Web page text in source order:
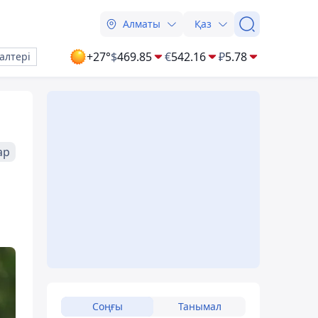
Алматы Қаз
+27°$469.85 €542.16 ₽5.78
Соңғы Танымал